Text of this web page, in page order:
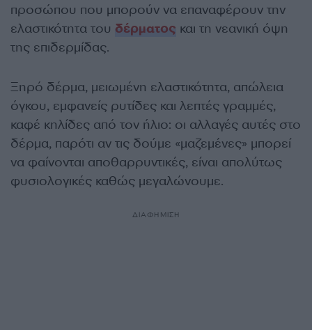
προσώπου που μπορούν να επαναφέρουν την
ελαστικότητα του δέρματος και τη νεανική όψη
της επιδερμίδας.
Ξηρό δέρμα, μειωμένη ελαστικότητα, απώλεια
όγκου, εμφανείς ρυτίδες και λεπτές γραμμές,
καφέ κηλίδες από τον ήλιο: οι αλλαγές αυτές στο
δέρμα, παρότι αν τις δούμε «μαζεμένες» μπορεί
να φαίνονται αποθαρρυντικές, είναι απολύτως
φυσιολογικές καθώς μεγαλώνουμε.
ΔΙΑΦΗΜΙΣΗ